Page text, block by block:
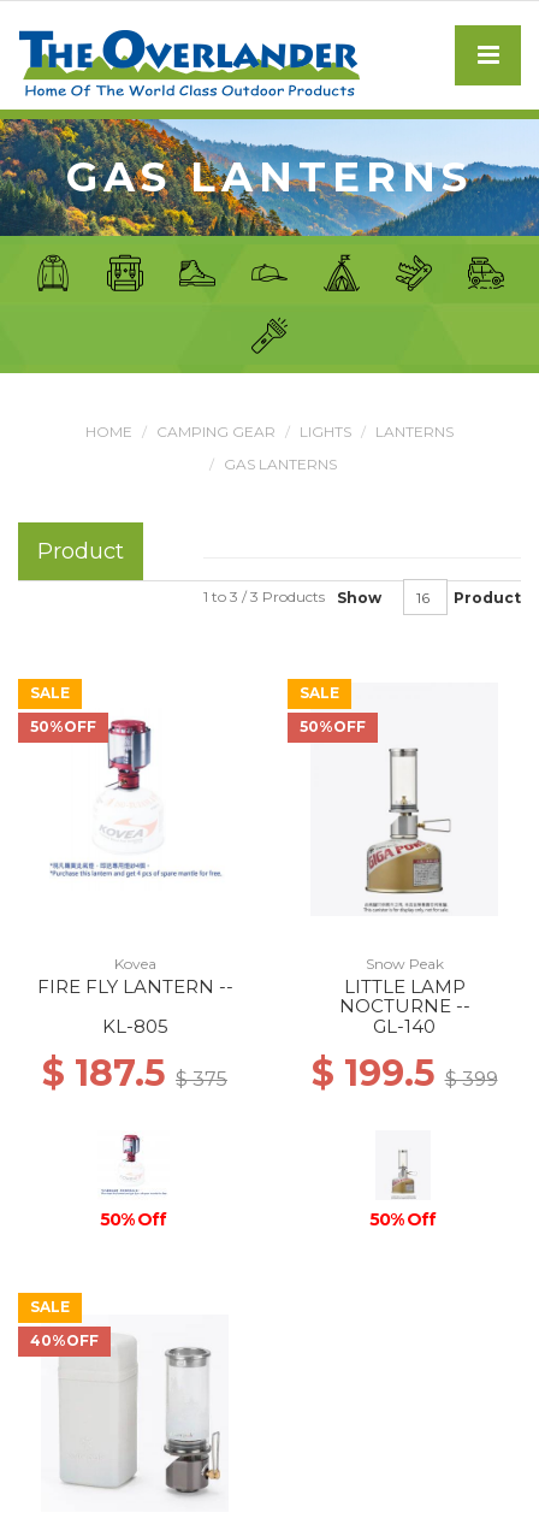
GAS LANTERNS
HOME CAMPING GEAR LIGHTS
LANTERNS
GAS LANTERNS
Product
Show Product
1 to 3 / 3 Products
SALE
50%OFF
Kovea
FIRE FLY LANTERN --
KL-805
$ 187.5 $ 375
50% Off
SALE
50%OFF
Snow Peak
LITTLE LAMP
NOCTURNE --
GL-140
$ 199.5$ 399
50% Off
SALE
40%OFF